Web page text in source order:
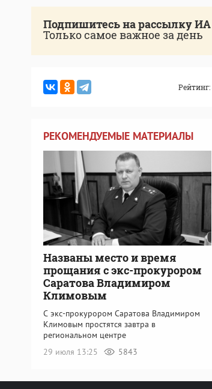
Подпишитесь на рассылку
Только самое важное за день
Рейтинг:
РЕКОМЕНДУЕМЫЕ МАТЕРИАЛЫ
Названы место и время
прощания с экс-прокурором
Саратова Владимиром
Климовым
С экс-прокурором Саратова Владимиром
Климовым простятся завтра в
региональном центре
29 июля 13:25
5843